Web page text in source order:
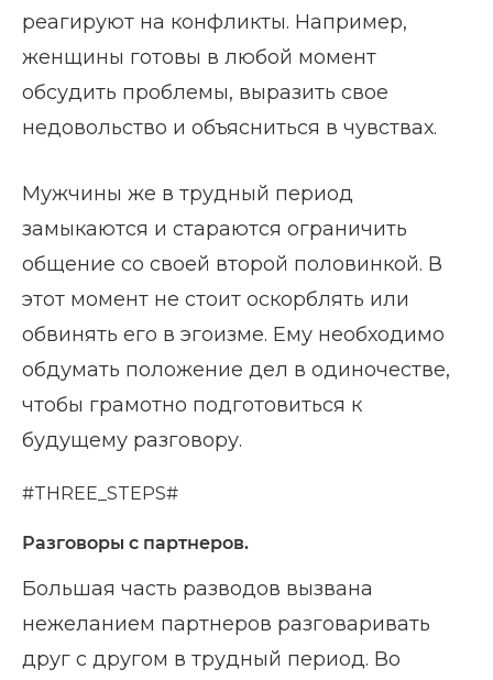
реагируют на конфликты. Например,
женщины готовы в любой момент
обсудить проблемы, выразить свое
недовольство и объясниться в чувствах.
Мужчины же в трудный период
замыкаются и стараются ограничить
общение со своей второй половинкой. В
этот момент не стоит оскорблять или
обвинять его в эгоизме. Ему необходимо
обдумать положение дел в одиночестве,
чтобы грамотно подготовиться к
будущему разговору.
#THREE_STEPS#
Разговоры с партнеров.
Большая часть разводов вызвана
нежеланием партнеров разговаривать
друг с другом в трудный период. Во